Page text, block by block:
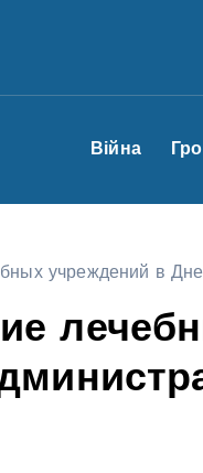
Війна
учреждений в